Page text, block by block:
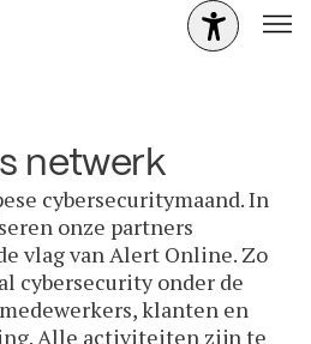
netwerk
cybersecuritymaand. In
onze partners
vlag van Alert Online. Zo
cybersecurity onder de
klanten en
Alle activiteiten zijn te